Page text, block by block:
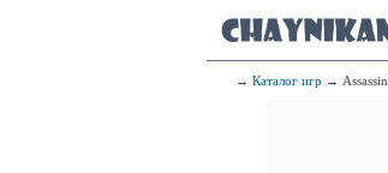
→ Каталог игр →